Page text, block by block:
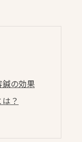
鍼の効果
？